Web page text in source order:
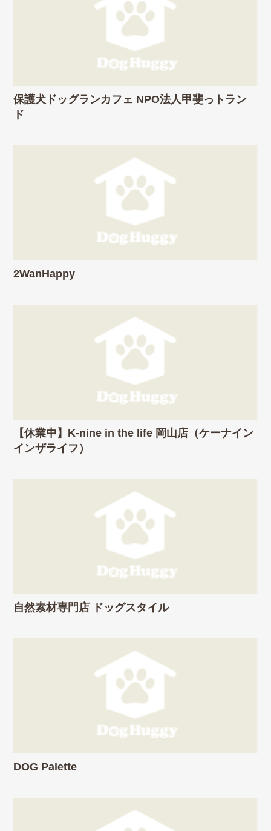
保護犬ドッグランカフェ NPO法人甲斐っトラン
ド
2WanHappy
【休業中】K-nine in the life 岡山店（ケーナイン
インザライフ）
自然素材専門店 ドッグスタイル
DOG Palette